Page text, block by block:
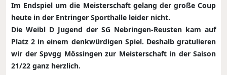
Im Endspiel um die Meisterschaft gelang der große Coup
heute in der Entringer Sporthalle leider nicht.
Die Weibl D Jugend der SG Nebringen-Reusten kam auf
Platz 2 in einem denkwürdigen Spiel. Deshalb gratulieren
wir der Spvgg Mössingen zur Meisterschaft in der Saison
21/22 ganz herzlich.